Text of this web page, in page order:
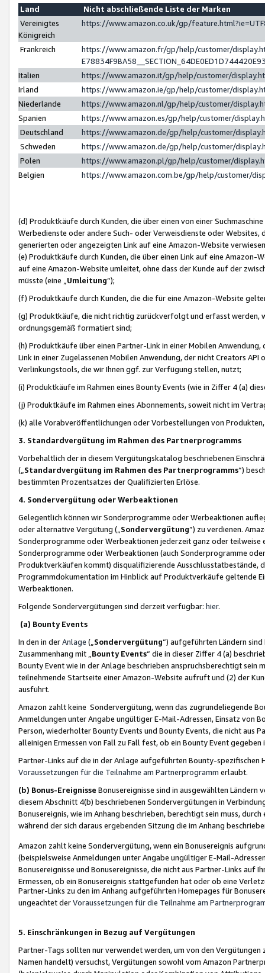
Land
Nicht abschließende Liste der Marken
Vereinigtes
Königreich
https://www.amazon.co.uk/gp/
Frankreich
https://www.amazon.fr/gp/help/customer/
Italien
https://www.amazon.it/gp/help/customer/
Irland
https://www.amazon.ie/gp/help/customer/
Niederlande
https://www.amazon.nl/gp/help/customer/
Spanien
https://www.amazon.es/gp/help/customer/
Deutschland
https://www.amazon.de/gp/help/customer/
Schweden
https://www.amazon.de/gp/help/customer/
Polen
https://www.amazon.pl/gp/help/customer/
Belgien
https://www.amazon.com.be/gp/help/customer/
(d) Produktkäufe durch Kunden, die über einen von einer
Werbedienste oder andere Such- oder Verweisdienste oder Websites,
generierten oder angezeigten Link auf eine Amazon-Website
(e) Produktkäufe durch Kunden, die über einen Link auf eine
auf eine Amazon-Website umleitet, ohne dass der Kunde auf der
müsste (eine „ Umleitung“);
(f) Produktkäufe durch Kunden, die die für eine Amazon-Website
(g) Produktkäufe, die nicht richtig zurückverfolgt und erfasst werden,
ordnungsgemäß formatiert sind;
(h) Produktkäufe über einen Partner-Link in einer Mobilen
Link in einer Zugelassenen Mobilen Anwendung, der nicht Creators
Verlinkungstools, die wir Ihnen ggf. zur Verfügung stellen, nutzt;
(i) Produktkäufe im Rahmen eines Bounty Events (wie in Ziffer 4 (a)
(j) Produktkäufe im Rahmen eines Abonnements, soweit nicht im
(k) alle Vorabveröffentlichungen oder Vorbestellungen von
3. Standardvergütung im Rahmen des Partnerprogramms
Vorbehaltlich der in diesem Vergütungskatalog beschriebenen
(„ Standardvergütung im Rahmen des Partnerprogramms“)
bestimmten Prozentsatzes der Qualifizierten Erlöse.
4. Sondervergütung oder Werbeaktionen
Gelegentlich können wir Sonderprogramme oder Werbeaktionen
oder alternative Vergütung („ Sondervergütung”) zu verdienen.
Sonderprogramme oder Werbeaktionen jederzeit ganz oder
Sonderprogramme oder Werbeaktionen (auch Sonderprogramme
Produktverkäufen kommt) disqualifizierende Ausschlusstatbestände,
Programmdokumentation im Hinblick auf Produktverkäufe geltende
Werbeaktionen.
Folgende Sondervergütungen sind derzeit verfügbar: hier.
(a) Bounty Events
In den in derAnlage („ Sondervergütung“) aufgeführten Ländern
Zusammenhang mit „ Bounty Events“ die in dieser Ziffer 4 (a)
Bounty Event wie in der Anlage beschrieben anspruchsberechtigt sein
teilnehmende Startseite einer Amazon-Website aufruft und (2) der
ausführt.
Amazon zahlt keine Sondervergütung, wenn das zugrundeliegende
Anmeldungen unter Angabe ungültiger E-Mail-Adressen, Einsatz von
Person, wiederholter Bounty Events und Bounty Events, die nicht
alleinigen Ermessen von Fall zu Fall fest, ob ein Bounty Event
Partner-Links auf die in der Anlage aufgeführten Bounty-spezifischen
Voraussetzungen für die Teilnahme am Partnerprogramm erlaubt.
(b) Bonus-Ereignisse Bonusereignisse sind in ausgewählten Ländern
diesem Abschnitt 4(b) beschriebenen Sondervergütungen in
Bonusereignis, wie im Anhang beschrieben, berechtigt sein muss,
während der sich daraus ergebenden Sitzung die im Anhang
Amazon zahlt keine Sondervergütung, wenn ein Bonusereignis
(beispielsweise Anmeldungen unter Angabe ungültiger E-Mail-
Bonusereignisse und Bonusereignisse, die nicht aus Partner-Links auf
Ermessen, ob ein Bonusereignis stattgefunden hat oder ob eine
Partner-Links zu den im Anhang aufgeführten Homepages für
ungeachtet derVoraussetzungen für die Teilnahme am
5. Einschränkungen in Bezug auf Vergütungen
Partner-Tags sollten nur verwendet werden, um von den
Namen handelt) versuchst, Vergütungen sowohl vom Amazon